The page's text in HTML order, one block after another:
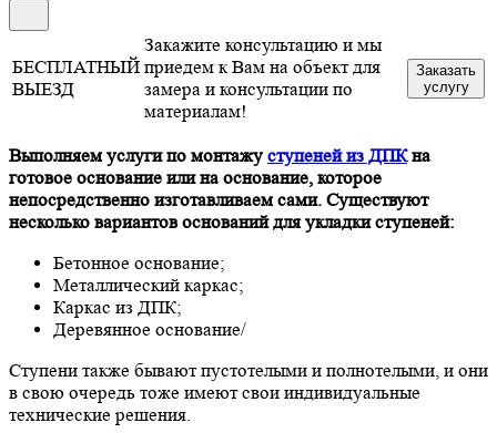
БЕСПЛАТНЫЙ
ВЫЕЗД
Закажите консультацию и мы
приедем к Вам на объект для
замера и консультации по
материалам!
Заказать
услугу
Выполняем услуги по монтажу ступеней из ДПКна
готовое основание или на основание, которое
непосредственно изготавливаем сами. Существуют
несколько вариантов оснований для укладки ступеней:
Бетонное основание;
Металлический каркас;
Каркас из ДПК;
Деревянное основание/
Ступени также бывают пустотелыми и полнотелыми, и они
в свою очередь тоже имеют свои индивидуальные
технические решения.